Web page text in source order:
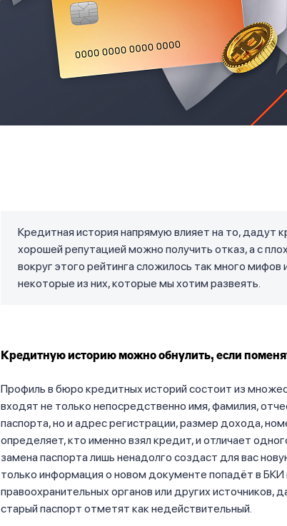
Кредитная история напрямую влияет на то, дадут
хорошей репутацией можно получить отказ, а с
вокруг этого рейтинга сложилось так много мифов
некоторые из них, которые мы хотим развеять.
Кредитную историю можно обнулить, если
Профиль в бюро кредитных историй состоит из
входят не только непосредственно имя, фамилия,
паспорта, но и адрес регистрации, размер дохода,
определяет, кто именно взял кредит, и отличает
замена паспорта лишь ненадолго создаст для вас
только информация о новом документе попадёт в БКИ
правоохранительных органов или других источников,
старый паспорт отметят как недействительный.